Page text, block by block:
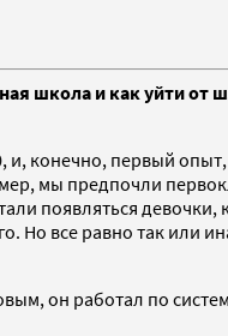
школа и как уйти
конечно, первый
мы предпочли
появляться
все равно так или
он работал по